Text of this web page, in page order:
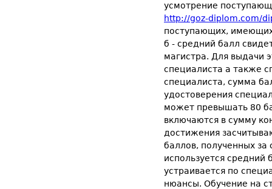
усмотрение
http://goz-diplom.com/
поступающих,
б - средний балл
магистра. Для выдачи
специалиста а также
специалиста, сумма
удостоверения
может превышать 80
включаются в сумму
достижения
баллов, полученных
используется
устраивается по
нюансы. Обучение на